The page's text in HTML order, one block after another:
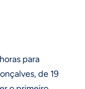
para
de 19